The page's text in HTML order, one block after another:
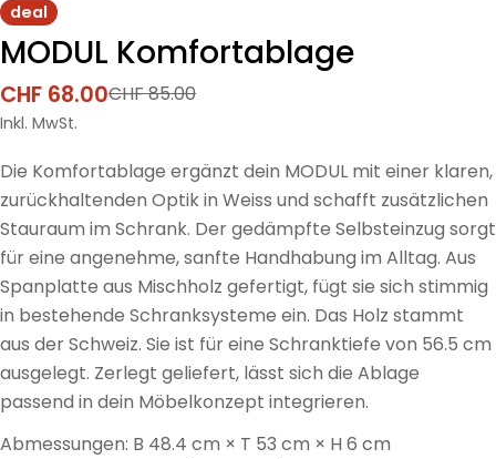
deal
MODUL Komfortablage
Verkaufspreis
CHF 68.00
Regulärer
Preis
CHF 85.00
Inkl. MwSt.
Die Komfortablage ergänzt dein MODUL mit einer klaren,
zurückhaltenden Optik in Weiss und schafft zusätzlichen
Stauraum im Schrank. Der gedämpfte Selbsteinzug sorgt
für eine angenehme, sanfte Handhabung im Alltag. Aus
Spanplatte aus Mischholz gefertigt, fügt sie sich stimmig
in bestehende Schranksysteme ein. Das Holz stammt
aus der Schweiz. Sie ist für eine Schranktiefe von 56.5 cm
ausgelegt. Zerlegt geliefert, lässt sich die Ablage
passend in dein Möbelkonzept integrieren.
Abmessungen: B 48.4 cm × T 53 cm × H 6 cm